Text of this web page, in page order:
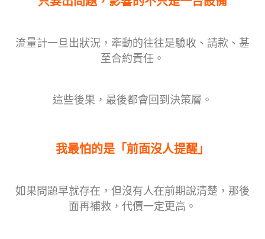
只要出問題，影響的不只是一台設備
流量計一旦出狀況，牽動的往往是驗收、請款、甚
至合約責任。
這些後果，最後都會回到決策層。
我最怕的是「前面沒人提醒」
如果問題早就存在，但沒有人在前期說清楚，那後
面再補救，代價一定更高。